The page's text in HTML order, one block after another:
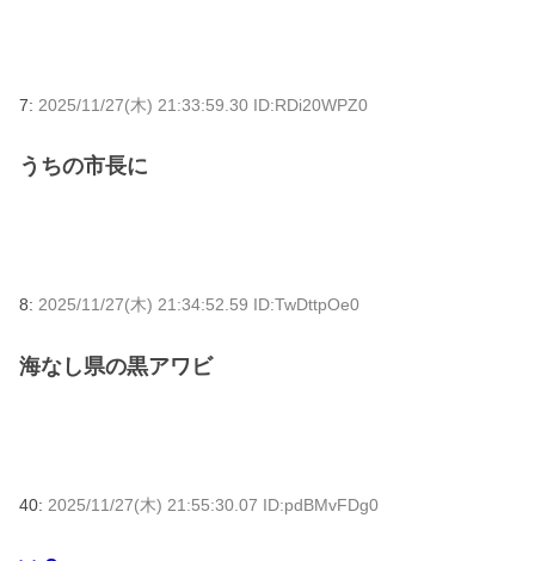
7: 2025/11/27(木) 21:33:59.30 ID:RDi20WPZ0
うちの市長に
8: 2025/11/27(木) 21:34:52.59 ID:TwDttpOe0
海なし県の黒アワビ
40: 2025/11/27(木) 21:55:30.07 ID:pdBMvFDg0